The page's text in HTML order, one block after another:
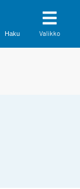
Haku Valikko